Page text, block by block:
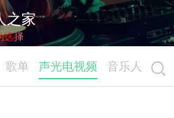
之家
选择
歌单 声光电视频 音乐人